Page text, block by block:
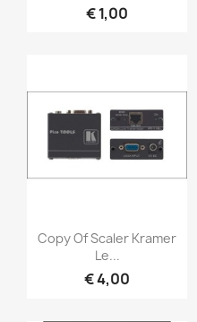
€ 1,00
Snel bekijken
Copy Of Scaler Kramer
Le...
€ 4,00